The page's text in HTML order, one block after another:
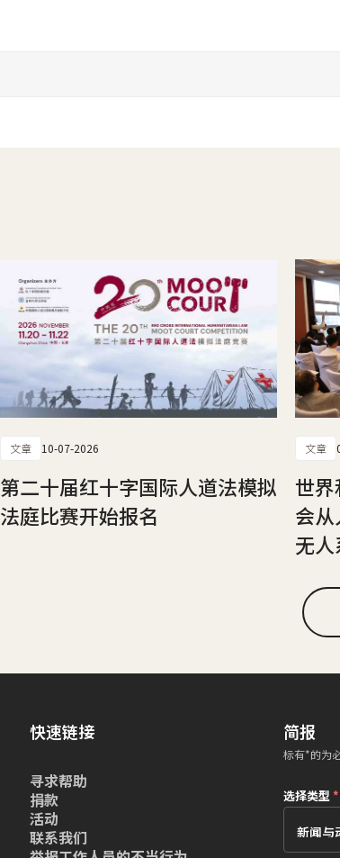
文章 10-07-2026
第二十届红十字国际人道法模拟
法庭比赛开始报名
文章
世
会
无
快速链接
寻求帮助
捐款
活动
联系我们
简报
标有*的为
选择类型*